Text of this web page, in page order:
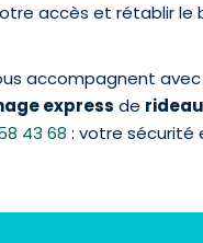
accès et rétablir
accompagnent
express de
43 68 : votre sécurité